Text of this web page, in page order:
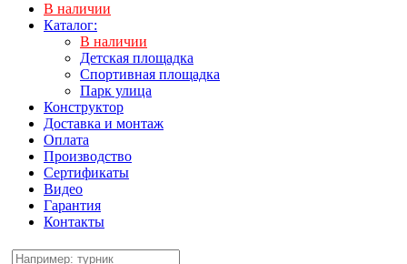
В наличии
Каталог:
В наличии
Детская площадка
Спортивная площадка
Парк улица
Конструктор
Доставка и монтаж
Оплата
Производство
Сертификаты
Видео
Гарантия
Контакты